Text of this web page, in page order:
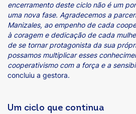
encerramento deste ciclo não é um
uma nova fase. Agradecemos a
Manizales, ao empenho de cada
à coragem e dedicação de cada
de se tornar protagonista da sua
possamos multiplicar esses
cooperativismo com a força e a
concluiu a gestora.
Um ciclo que continua